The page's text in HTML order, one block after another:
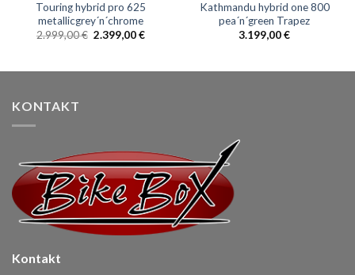
Touring hybrid pro 625
metallicgrey´n´chrome
2.999,00€ Ursprünglicher
2.399,00€Aktueller
Kathmandu hybrid one 800
pea´n´green Trapez
3.199,00€
KONTAKT
Kontakt